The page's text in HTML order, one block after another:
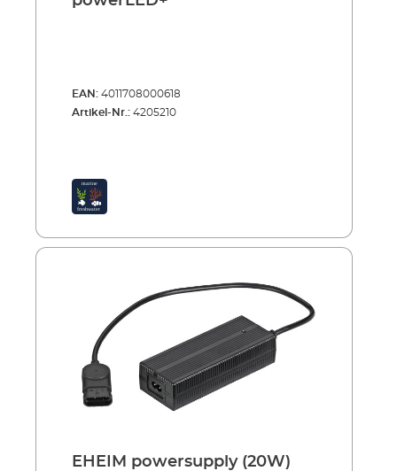
EAN: 4011708000618
Artikel-Nr.: 4205210
EHEIM powersupply (20W)